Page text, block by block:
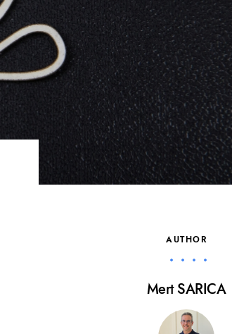
AUTHOR
Mert SARICA